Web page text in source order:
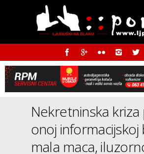
Nekretninska
onoj informacijskoj
mala maca,